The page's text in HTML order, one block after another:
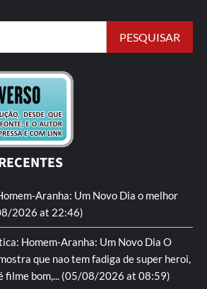
Aranha: Um Novo Dia o melhor
2026 at 22:46)
Homem-Aranha: Um Novo Dia O
que nao tem fadiga de super heroi,
filme bom,... (05/08/2026 at 08:59)